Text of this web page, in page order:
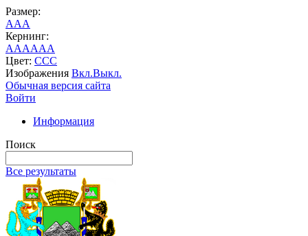
Размер:
AAA
Кернинг:
AAAAAA
Цвет: CCC
Изображения Вкл.Выкл.
Обычная версия сайта
Войти
Информация
Поиск
Все результаты